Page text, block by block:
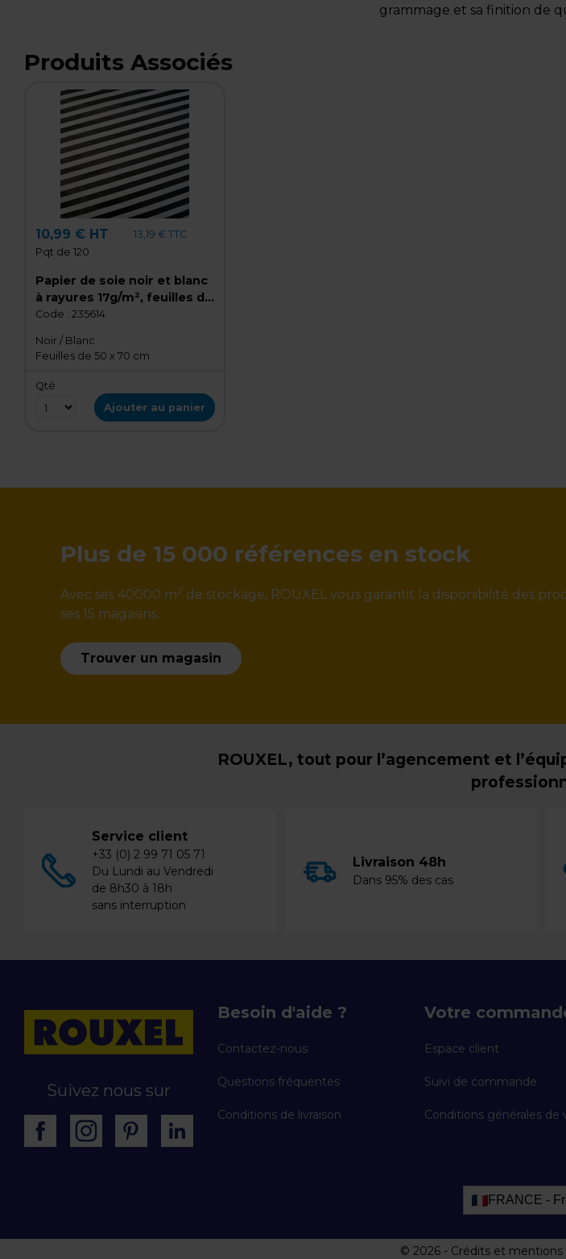
grammage et sa finition de
Produits Associés
10,99 € HT
13,19 € TTC
Pqt de 120
Papier de soie noir et blanc
à rayures 17g/m², feuilles de
50 x 70 cm, rame de 120
Code : 235614
Noir / Blanc
Feuilles de 50 x 70 cm
Qté
Ajouter au panier
Plus de 15 000 références en stock
Avec ses 40000 m2 de stockage, ROUXEL vous garantit la disponibilité des
ses 15 magasins.
Trouver un magasin
ROUXEL, tout pour l’agencement et
Service client
+33 (0) 2 99 71 05 71
Du Lundi au Vendredi
de 8h30 à 18h
sans interruption
Livraison 48h
Dans 95% des cas
Suivez nous sur
Besoin d'aide ?
Contactez-nous
Questions fréquentes
Conditions de livraison
Votre
Espace client
Suivi de commande
Conditions générales de
FRANCE -
© 2026 - Crédits et mentions